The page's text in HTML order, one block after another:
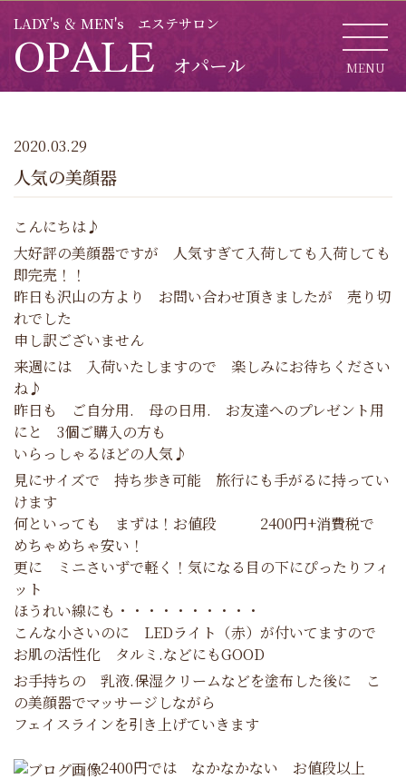
LADY's ＆ MEN's エステサロン
OPALE オパール MENU
2020.03.29
人気の美顔器
こんにちは♪
大好評の美顔器ですが 人気すぎて入荷しても入荷しても
即完売！！
昨日も沢山の方より お問い合わせ頂きましたが 売り切
れでした
申し訳ございません
来週には 入荷いたしますので 楽しみにお待ちください
ね♪
昨日も ご自分用. 母の日用. お友達へのプレゼント用
にと 3個ご購入の方も
いらっしゃるほどの人気♪
見にサイズで 持ち歩き可能 旅行にも手がるに持ってい
けます
何といっても まずは！お値段 2400円+消費税で
めちゃめちゃ安い！
更に ミニさいずで軽く！気になる目の下にぴったりフィ
ット
ほうれい線にも・・・・・・・・・・
こんな小さいのに LEDライト（赤）が付いてますので
お肌の活性化 タルミ.などにもGOOD
お手持ちの 乳液.保湿クリームなどを塗布した後に こ
の美顔器でマッサージしながら
フェイスラインを引き上げていきます
2400円では なかなかない お値段以上